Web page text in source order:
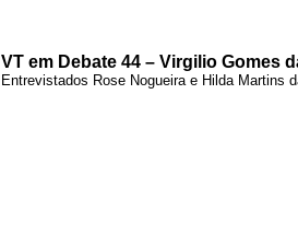
VT em Debate 44 – Virgilio Gomes
Entrevistados Rose Nogueira e Hilda Martins